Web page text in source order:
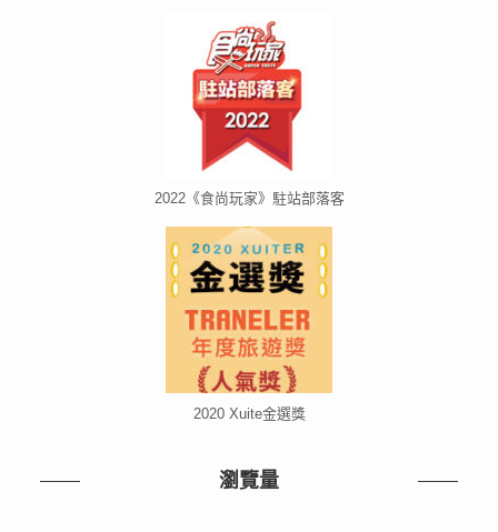
2022《食尚玩家》駐站部落客
2020 Xuite金選獎
瀏覽量